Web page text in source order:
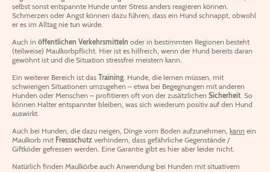
selbst sonst entspannte Hunde unter Stress anders reagieren können.
Schmerzen oder Angst können dazu führen, dass ein Hund schnappt, obwohl
er es im Alltag nie tun würde.
Auch in öffentlichen Verkehrsmitteln oder in bestimmten Regionen besteht
(teilweise) Maulkorbpflicht. Hier ist es hilfreich, wenn der Hund bereits daran
gewöhnt ist und die Situation stressfrei meistern kann.
Ein weiterer Bereich ist das Training. Hunde, die lernen müssen, mit
schwierigen Situationen umzugehen – etwa bei Begegnungen mit anderen
Hunden oder Menschen – profitieren oft von der zusätzlichen Sicherheit. So
können Halter entspannter bleiben, was sich wiederum positiv auf den Hund
auswirkt.
Auch bei Hunden, die dazu neigen, Dinge vom Boden aufzunehmen, kann ein
Maulkorb mit Fressschutz verhindern, dass gefährliche Gegenstände /
Giftköder gefressen werden. Eine Garantie gibt es hier aber leider nicht.
Natürlich finden Maulkörbe auch Anwendung bei Hunden mit situativem